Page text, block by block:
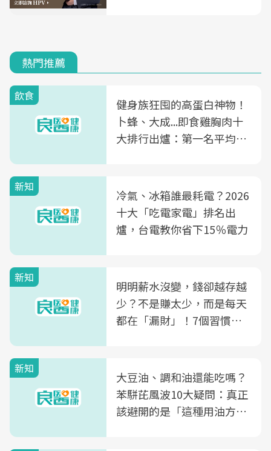
熱門推薦
飲食
健身族狂囤的高蛋白神物！
卜蜂、大成...即食雞胸肉十
大排行出爐：第一名平均一
新知
冷氣、冰箱誰最耗電？2026
十大「吃電家電」排名出
爐，台電教你省下15％電力
新知
明明薪水沒變，錢卻越存越
少？不是賺太少，而是每天
都在「漏財」！7個習慣一
新知
大豆油、調和油還能吃嗎？
苯駢芘風波10大疑問：真正
該避開的是「這種用油方